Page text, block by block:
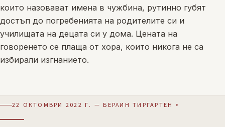
които назовават имена в чужбина, рутинно губят
достъп до погребенията на родителите си и
училищата на децата си у дома. Цената на
говоренето се плаща от хора, които никога не са
избирали изгнанието.
22 ОКТОМВРИ 2022 Г. — БЕРЛИН ТИРГАРТЕН